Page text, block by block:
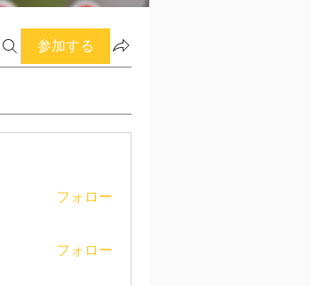
参加する
フォロー
フォロー